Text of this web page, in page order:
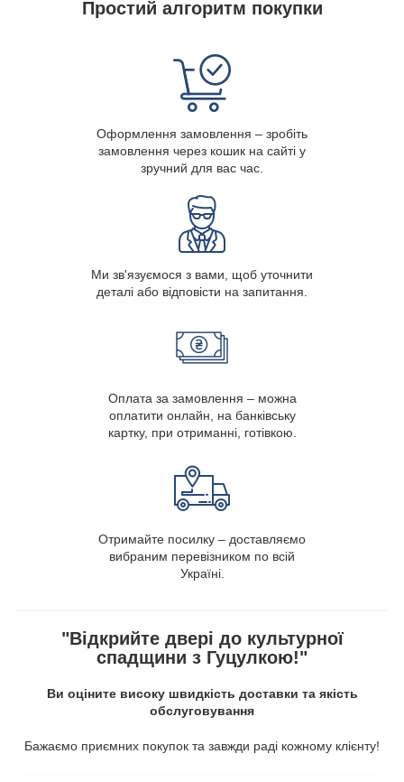
Простий алгоритм покупки
Оформлення замовлення – зробіть
замовлення через кошик на сайті у
зручний для вас час.
Ми зв'язуємося з вами, щоб уточнити
деталі або відповісти на запитання.
Оплата за замовлення – можна
оплатити онлайн, на банківську
картку, при отриманні, готівкою.
Отримайте посилку – доставляємо
вибраним перевізником по всій
Україні.
"Відкрийте двері до культурної
спадщини з Гуцулкою!"
Ви оціните високу швидкість доставки та якість
обслуговування
Бажаємо приємних покупок та завжди раді кожному клієнту!